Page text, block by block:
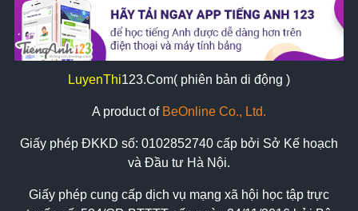
LuyenThi123.Com( phiên bản di động )
A product of BeOnline Co., Ltd.
Giấy phép ĐKKD số: 0102852740 cấp bởi Sở Kế hoạch
và Đầu tư Hà Nội.
Giấy phép cung cấp dịch vụ mạng xã hội học tập trực